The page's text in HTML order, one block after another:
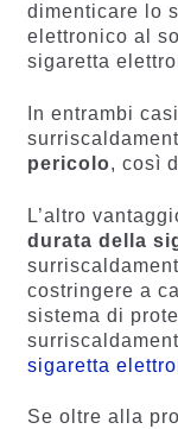
dimenticare lo
elettronico al
sigaretta
In entrambi
pericolo, così
L’altro
durata della
costringere a
sistema di
sigaretta
Se oltre alla